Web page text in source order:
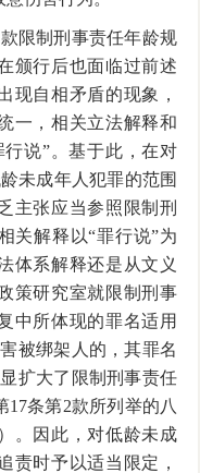
款限制刑事责任年龄规
颁行后也面临过前述
现自相矛盾的现象，
一，相关立法解释和
说”。基于此，在对
未成年人犯罪的范围
主张应当参照限制刑
关解释以“罪行说”为
体系解释还是从文义
策研究室就限制刑事
中所体现的罪名适用
被绑架人的，其罪名
扩大了限制刑事责任
条第2款所列举的八
。因此，对低龄未成
责时予以适当限定，